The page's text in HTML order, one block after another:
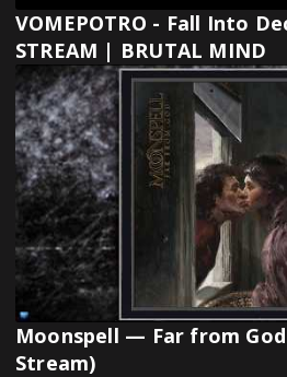
VOMEPOTRO - Fall Into
STREAM | BRUTAL MIND
Moonspell — Far from God
Stream)